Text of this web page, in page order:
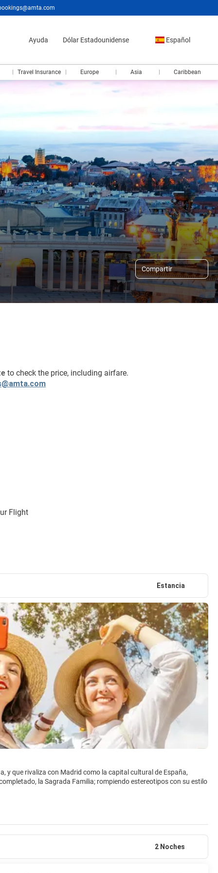
Ayuda Dólar Estadounidense Español
Travel Insurance Europe Asia Caribbean
Compartir
to check the price, including airfare.
Flight
Estancia
y que rivaliza con Madrid como la capital cultural de España,
la Sagrada Familia; rompiendo estereotipos con su estilo
antiguo y se extiende desde el paseo marítimo a La Rambla. Es
2 Noches